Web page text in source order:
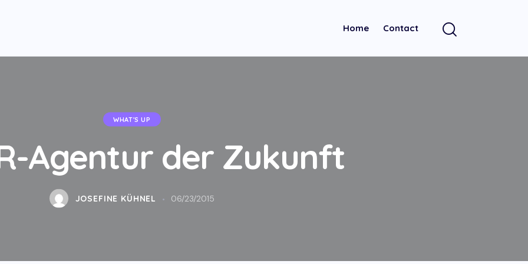
Home Contact
WHAT'S UP
Agentur der Zukunft
JOSEFINE KÜHNEL 06/23/2015